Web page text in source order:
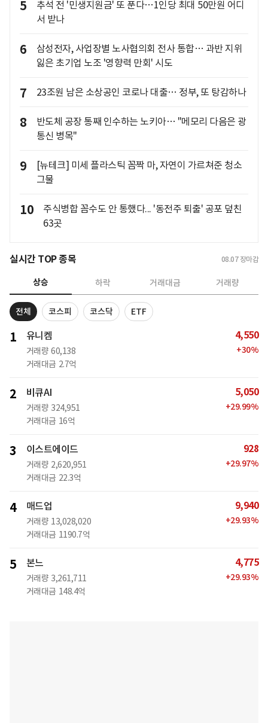
5
추석 전 '민생지원금' 또 푼다…1인당 최대 50만원 어디
서 받나
6
삼성전자, 사업장별 노사협의회 전사 통합… 과반 지위
잃은 초기업 노조 '영향력 만회' 시도
7 23조원 남은 소상공인 코로나 대출… 정부, 또 탕감하나
8
반도체 공장 통째 인수하는 노키아… "메모리 다음은 광
통신 병목"
9
[뉴테크] 미세 플라스틱 꼼짝 마, 자연이 가르쳐준 청소
그물
10
주식병합 꼼수도 안 통했다... '동전주 퇴출' 공포 덮친
63곳
실시간 TOP 종목 08.07 장마감
상승 하락 거래대금 거래량
전체 코스피 코스닥 ETF
1 유니켐
거래량 60,138
거래대금 2.7억
4,550
+30%
2 비큐AI
거래량 324,951
거래대금 16억
5,050
+29.99%
3 이스트에이드
거래량 2,620,951
거래대금 22.3억
928
+29.97%
4 매드업
거래량 13,028,020
거래대금 1190.7억
9,940
+29.93%
5 본느
거래량 3,261,711
거래대금 148.4억
4,775
+29.93%